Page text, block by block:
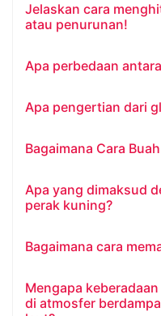
Jelaskan cara
atau penurunan!
Apa perbedaan
Apa pengertian dari
Bagaimana Cara
Apa yang dimaksud
perak kuning?
Bagaimana cara
Mengapa
di atmosfer